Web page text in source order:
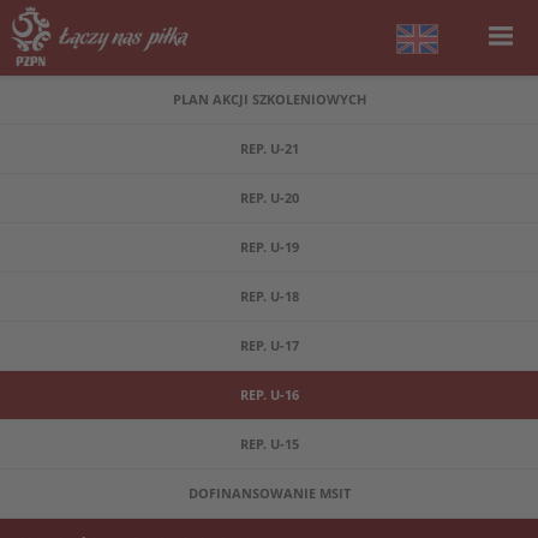
PLAN AKCJI SZKOLENIOWYCH
REP. U-21
REP. U-20
REP. U-19
REP. U-18
REP. U-17
REP. U-16
REP. U-15
DOFINANSOWANIE MSIT